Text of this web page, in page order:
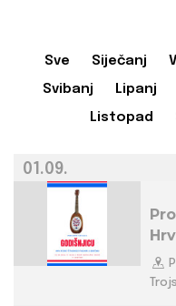
Sve Siječanj
Svibanj
Lipanj
Listopad
01.09.